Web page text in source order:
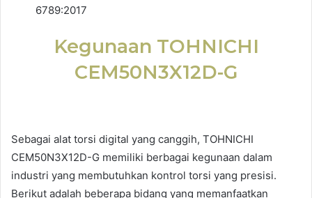
6789:2017
Kegunaan TOHNICHI
CEM50N3X12D-G
Sebagai alat torsi digital yang canggih, TOHNICHI
CEM50N3X12D-G memiliki berbagai kegunaan dalam
industri yang membutuhkan kontrol torsi yang presisi.
Berikut adalah beberapa bidang yang memanfaatkan